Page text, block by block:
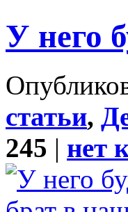
У него
статьи,
245 | нет